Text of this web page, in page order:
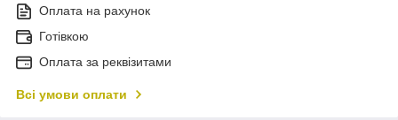
Оплата на рахунок
Готівкою
Оплата за реквізитами
Всі умови оплати